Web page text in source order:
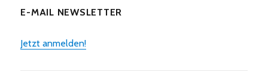
E-MAIL NEWSLETTER
Jetzt anmelden!